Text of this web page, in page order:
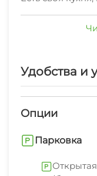
отопление и
смарт ТВ,
гипоаллергенно)
У нас своя
мангалы
Удобства и
Опции
Парковка